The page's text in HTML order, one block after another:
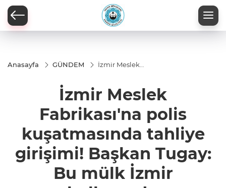
Anasayfa GÜNDEM
İzmir Meslek
kuşatmasında
tahliye
Başkan
Tugay: Bu
mülk İzmir
halkınındır
İzmir Meslek
Fabrikası'na polis
kuşatmasında tahliye
girişimi! Başkan Tugay:
Bu mülk İzmir